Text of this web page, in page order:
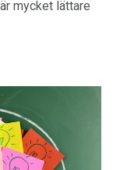
mycket lättare